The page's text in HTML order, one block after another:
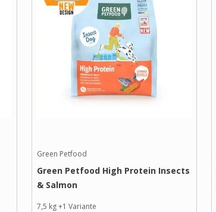
Green Petfood
Green Petfood High Protein Insects
& Salmon
7,5 kg+1 Variante